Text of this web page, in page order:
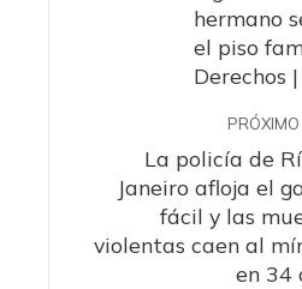
hermano
el piso
Derechos
La policía de
Janeiro afloja el
fácil y las
violentas caen al
en 34